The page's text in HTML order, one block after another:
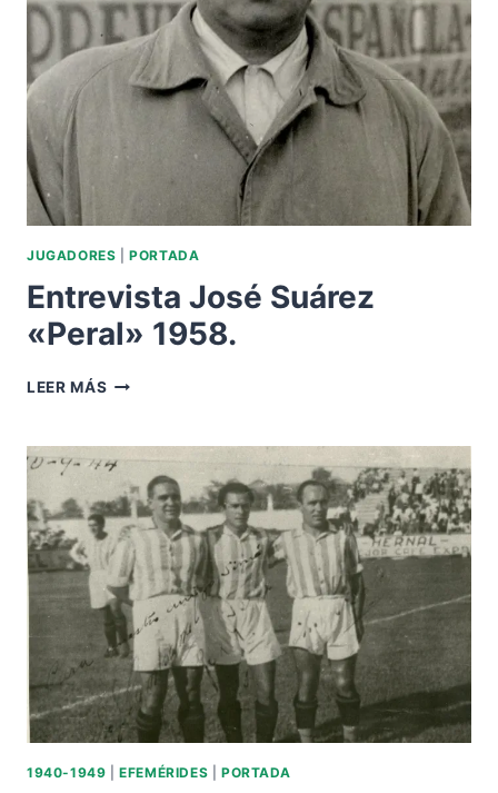
DE
JOSÉ
SUÁREZ
«PERAL»
JUGADORES |PORTADA
Entrevista José Suárez
«Peral» 1958.
LEER MÁS ENTREVISTA
«PERAL»
1958.
1940-1949 |EFEMÉRIDES PORTADA